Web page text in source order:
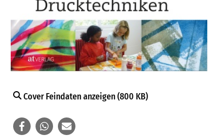
Cover Feindaten anzeigen (800 KB)